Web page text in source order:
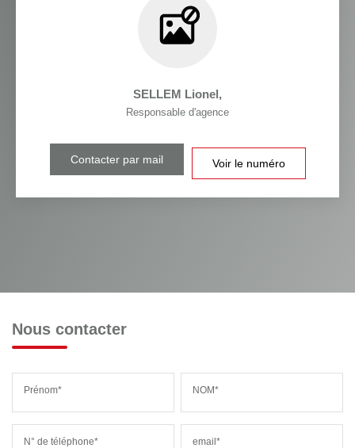
SELLEM Lionel,
Responsable d'agence
Contacter par mail Voir le numéro
Nous contacter
Prénom* NOM*
N° de téléphone* email*